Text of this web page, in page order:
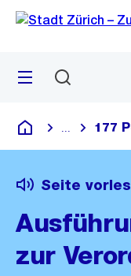
Navigation
Sprunglink
Menü
Deutsch
Blende alle
177
Seite
zur